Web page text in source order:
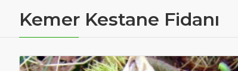
Kemer Kestane Fidanı